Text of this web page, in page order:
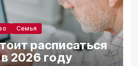
Семья
расписаться
2026 году